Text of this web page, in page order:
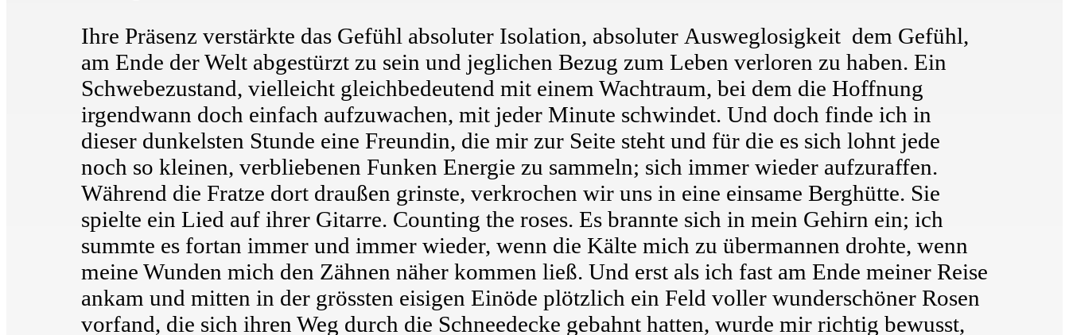
Ihre Präsenz verstärkte das Gefühl absoluter Isolation, absoluter Ausweglosigkeit dem Gefühl,
am Ende der Welt abgestürzt zu sein und jeglichen Bezug zum Leben verloren zu haben. Ein
Schwebezustand, vielleicht gleichbedeutend mit einem Wachtraum, bei dem die Hoffnung
irgendwann doch einfach aufzuwachen, mit jeder Minute schwindet. Und doch finde ich in
dieser dunkelsten Stunde eine Freundin, die mir zur Seite steht und für die es sich lohnt jede
noch so kleinen, verbliebenen Funken Energie zu sammeln; sich immer wieder aufzuraffen.
Während die Fratze dort draußen grinste, verkrochen wir uns in eine einsame Berghütte. Sie
spielte ein Lied auf ihrer Gitarre. Counting the roses. Es brannte sich in mein Gehirn ein; ich
summte es fortan immer und immer wieder, wenn die Kälte mich zu übermannen drohte, wenn
meine Wunden mich den Zähnen näher kommen ließ. Und erst als ich fast am Ende meiner Reise
ankam und mitten in der grössten eisigen Einöde plötzlich ein Feld voller wunderschöner Rosen
vorfand, die sich ihren Weg durch die Schneedecke gebahnt hatten, wurde mir richtig bewusst,